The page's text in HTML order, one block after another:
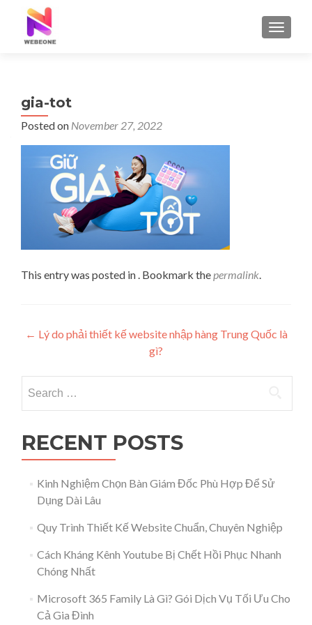
gia-tot
Posted on November 27, 2022
This entry was posted in . Bookmark thepermalink.
Post navigation
← Lý do phải thiết kế website nhập hàng Trung Quốc là
gì?
RECENT POSTS
Kinh Nghiệm Chọn Bàn Giám Đốc Phù Hợp Để Sử
Dụng Dài Lâu
Quy Trình Thiết Kế Website Chuẩn, Chuyên Nghiệp
Cách Kháng Kênh Youtube Bị Chết Hồi Phục Nhanh
Chóng Nhất
Microsoft 365 Family Là Gì? Gói Dịch Vụ Tối Ưu Cho
Cả Gia Đình